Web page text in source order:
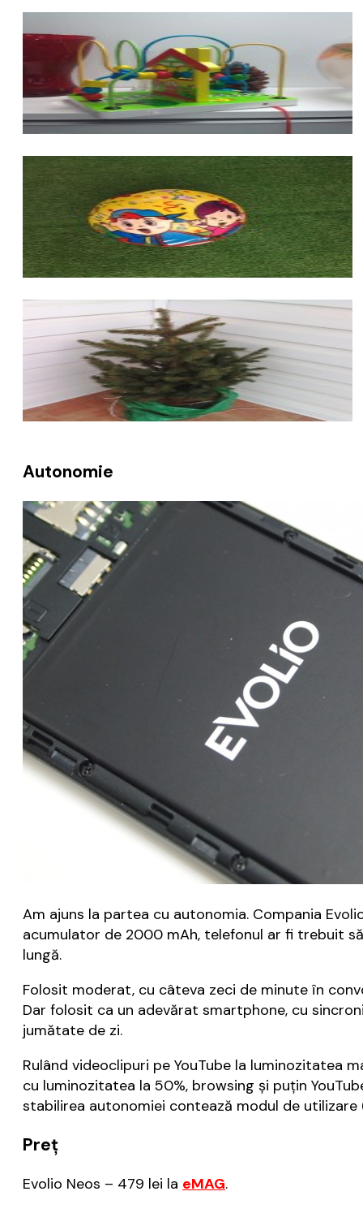
Autonomie
Am ajuns la partea cu autonomia. Compania
acumulator de 2000 mAh, telefonul ar fi trebuit
lungă.
Folosit moderat, cu câteva zeci de minute în
Dar folosit ca un adevărat smartphone, cu
jumătate de zi.
Rulând videoclipuri pe YouTube la luminozitatea
cu luminozitatea la 50%, browsing și puțin
stabilirea autonomiei contează modul de
Preț
Evolio Neos – 479 lei la eMAG.